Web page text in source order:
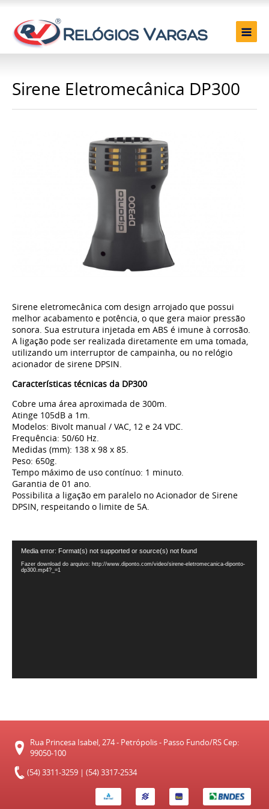
Sirene Eletromecânica DP300
Sirene eletromecânica com design arrojado que possui
melhor acabamento e potência, o que gera maior pressão
sonora. Sua estrutura injetada em ABS é imune à corrosão.
A ligação pode ser realizada diretamente em uma tomada,
utilizando um interruptor de campainha, ou no relógio
acionador de sirene DPSIN.
Características técnicas da DP300
Cobre uma área aproximada de 300m.
Atinge 105dB a 1m.
Modelos: Bivolt manual / VAC, 12 e 24 VDC.
Frequência: 50/60 Hz.
Medidas (mm): 138 x 98 x 85.
Peso: 650g.
Tempo máximo de uso contínuo: 1 minuto.
Garantia de 01 ano.
Possibilita a ligação em paralelo no Acionador de Sirene
DPSIN, respeitando o limite de 5A.
Tocador
vídeo
Media error: Format(s) not supported or source(s) not found
Fazer download do arquivo: http://www.diponto.com/video/sirene-eletromecanica-diponto-
dp300.mp4?_=1
Rua Princesa Isabel, 274 - Petrópolis - Passo Fundo/RS Cep:
99050-100
(54) 3311-3259 | (54) 3317-2534